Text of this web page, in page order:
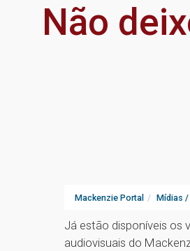
Não
Mackenzie Portal Mídias
Já estão disponíveis os
audiovisuais do